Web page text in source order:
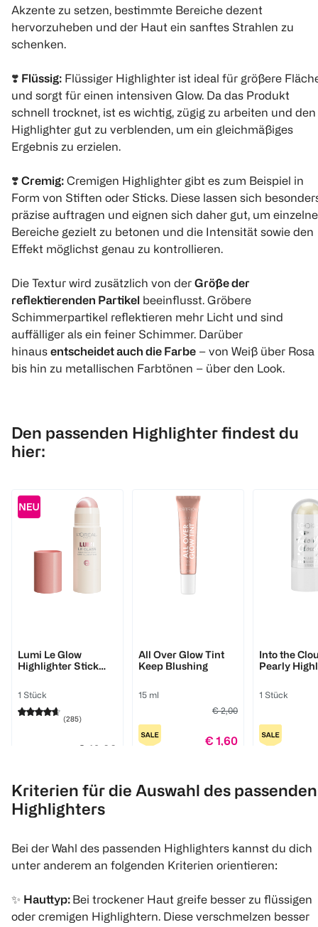
Akzente zu setzen, bestimmte Bereiche dezent
hervorzuheben und der Haut ein sanftes Strahlen zu
schenken.
❣️ Flüssig: Flüssiger Highlighter ist ideal für größere
und sorgt für einen intensiven Glow. Da das Produkt
schnell trocknet, ist es wichtig, zügig zu arbeiten und den
Highlighter gut zu verblenden, um ein gleichmäßiges
Ergebnis zu erzielen.
❣️ Cremig: Cremigen Highlighter gibt es zum Beispiel in
Form von Stiften oder Sticks. Diese lassen sich
präzise auftragen und eignen sich daher gut, um einzelne
Bereiche gezielt zu betonen und die Intensität sowie den
Effekt möglichst genau zu kontrollieren.
Die Textur wird zusätzlich von der Größe der
reflektierenden Partikel beeinflusst. Gröbere
Schimmerpartikel reflektieren mehr Licht und sind
auffälliger als ein feiner Schimmer. Darüber
hinaus entscheidet auch die Farbe – von Weiß über Rosa
bis hin zu metallischen Farbtönen – über den Look.
Den passenden Highlighter findest du
hier:
Lumi Le Glow
Highlighter Stick
1 Stück
(285)
€ 10,99
Quantity: 1
All Over Glow Tint
Keep Blushing
15 ml
€ 2,00
€ 1,60
Into the
Pearly
1 Stück
Kriterien für die Auswahl des passenden
Highlighters
Bei der Wahl des passenden Highlighters kannst du dich
unter anderem an folgenden Kriterien orientieren:
✨ Hauttyp: Bei trockener Haut greife besser zu flüssigen
oder cremigen Highlightern. Diese verschmelzen besser